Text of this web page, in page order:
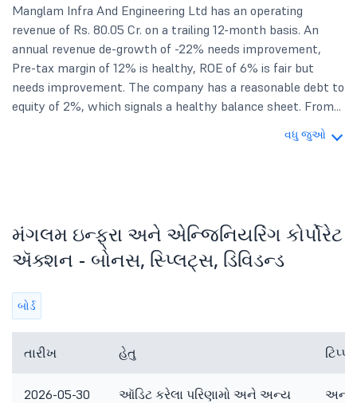
Manglam Infra And Engineering Ltd has an operating
revenue of Rs. 80.05 Cr. on a trailing 12-month basis. An
annual revenue de-growth of -22% needs improvement,
Pre-tax margin of 12% is healthy, ROE of 6% is fair but
needs improvement. The company has a reasonable debt to
equity of 2%, which signals a healthy balance sheet. From...
વધુ જુઓ
મંગલમ ઇન્ફ્રા અને એન્જિનિયરિંગ કોર્પોરેટ
ઍક્શન - બોનસ, સ્પ્લિટ્સ, ડિવિડન્ડ
બોર્ડ
તારીખ હેતુ
2026-05-30 ઑડિટ કરેલા પરિણામો અને અન્ય અન્ય